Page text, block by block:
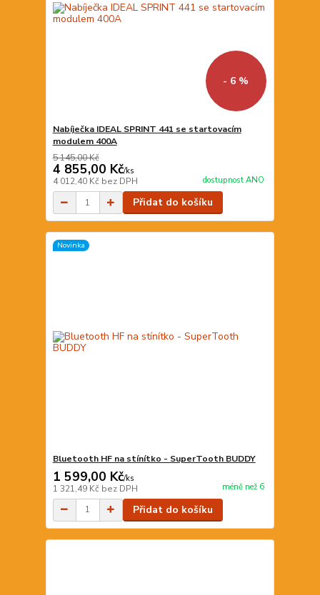
- 6 %
Nabíječka IDEAL SPRINT 441 se startovacím
modulem 400A
5 145,00 Kč
4 855,00 Kč/ks
4 012,40 Kč bez DPH dostupnost ANO
Přidat do košíku
Novinka
Bluetooth HF na stínítko - SuperTooth BUDDY
1 599,00 Kč/ks
1 321,49 Kč bez DPH méně než 6
Přidat do košíku